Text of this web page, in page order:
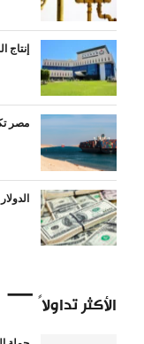
إنتاج
مصر
الأكثر تداولاً